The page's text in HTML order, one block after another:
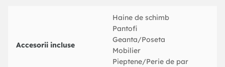
Accesorii incluse
Haine de schimb
Pantofi
Geanta/Poseta
Mobilier
Pieptene/Perie de par